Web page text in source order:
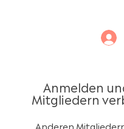
Anmelden
Mitgliedern
Anderen